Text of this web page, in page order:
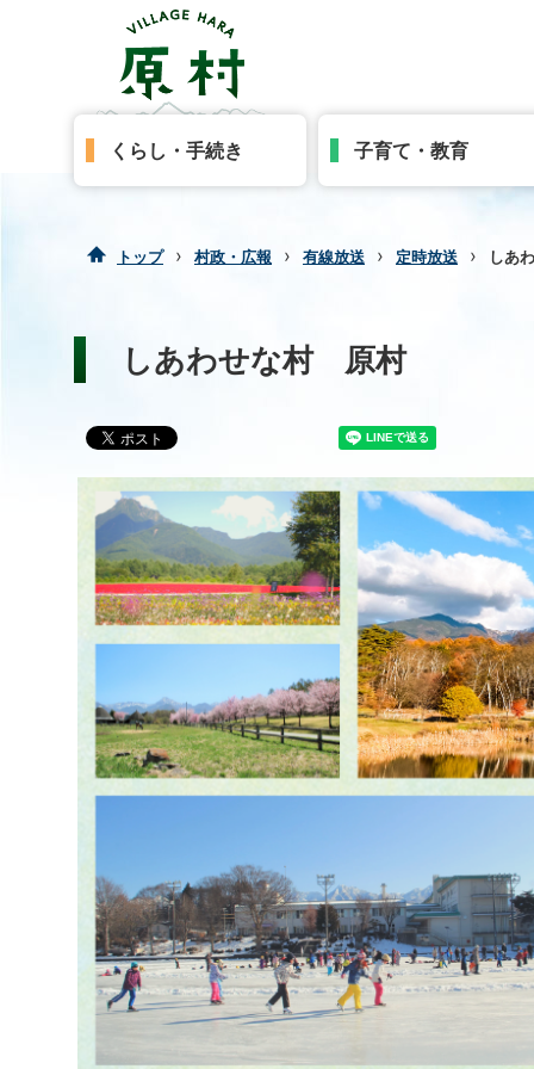
くらし・手続き 子育て・教育
トップ › 村政・広報 › 有線放送 › 定時放送 › しあ
しあわせな村 原村